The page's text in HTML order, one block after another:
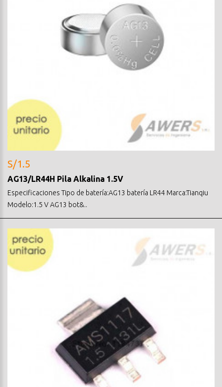
S/1.5
AG13/LR44H Pila Alkalina 1.5V
Especificaciones Tipo de batería:AG13 batería LR44 Marca:Tianqiu
Modelo:1.5 V AG13 bot&..